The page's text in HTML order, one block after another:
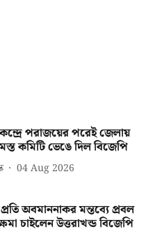
পরাজয়ের পরেই জেলায়
কমিটি ভেঙে দিল বিজেপি
04 Aug 2026
প্রতি অবমাননাকর মন্তব্যে প্রবল
চাইলেন উত্তরাখন্ড বিজেপি